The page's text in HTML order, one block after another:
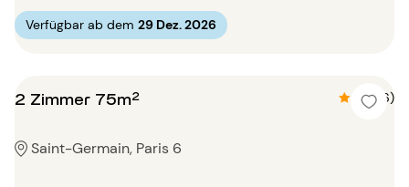
Verfügbar ab dem 29 Dez. 2026
2 Zimmer 75m² 4.8 (6)
Saint-Germain, Paris 6